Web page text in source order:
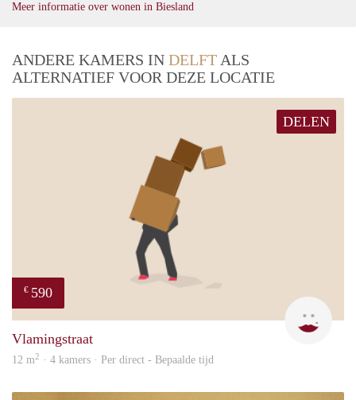
Meer informatie over wonen in Biesland
ANDERE KAMERS IN DELFT ALS
ALTERNATIEF VOOR DEZE LOCATIE
DELEN
€ 590
Vlamingstraat
12 m2 · 4 kamers · Per direct - Bepaalde tijd